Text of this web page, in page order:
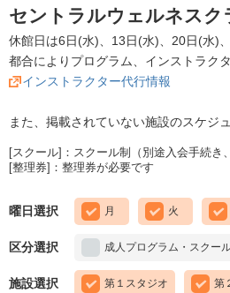
セントラルウェルネスク
休館日は6日(水)、13日(水)、20日(水)
都合によりプログラム、インストラク
インストラクター代行情報
また、掲載されていない施設のスケジ
[スクール]：スクール制（別途入会手続
[整理券]：整理券が必要です
曜日選択 月 火
区分選択 成人プログラム・スクー
施設選択 第１スタジオ 第